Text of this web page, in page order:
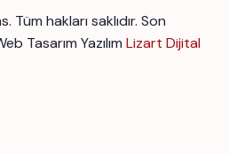
hakları saklıdır. Son
Tasarım Yazılım Lizart Dijital